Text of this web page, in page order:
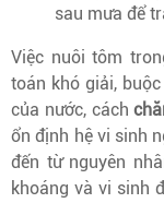
sau mưa để
Việc nuôi tôm
toán khó giải,
của nước, cách
ổn định hệ vi sinh
đến từ nguyên
khoáng và vi sinh